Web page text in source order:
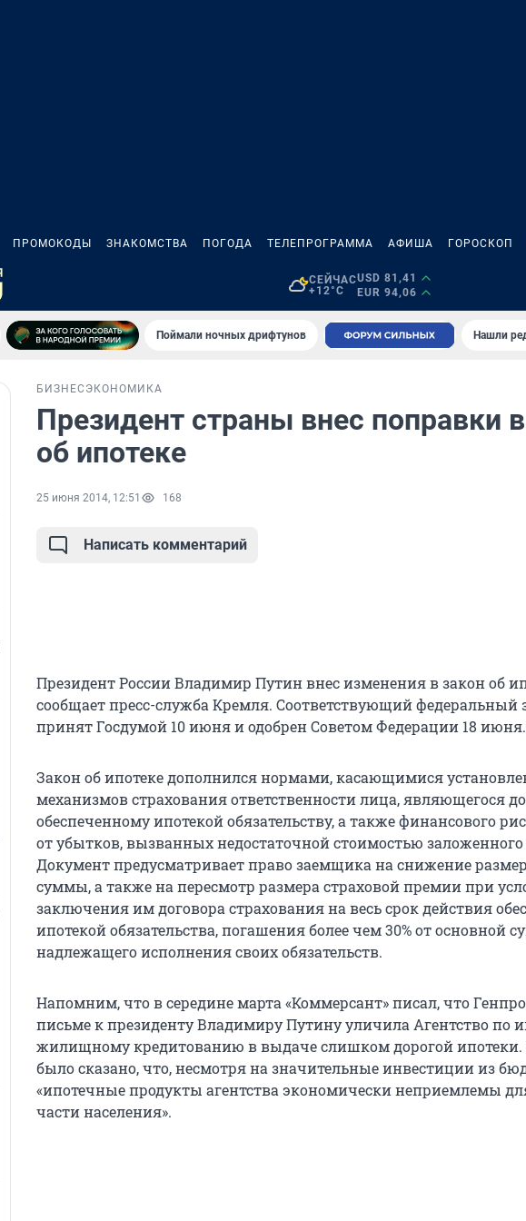
ПРОМОКОДЫ ЗНАКОМСТВА ПОГОДА ТЕЛЕПРОГРАММА АФИША ГОРОСКОП
СЕЙЧАС
+12°C
USD 81,41
EUR 94,06
Поймали ночных дрифтунов Нашли
БИЗНЕС ЭКОНОМИКА
Президент страны внес поправки
об ипотеке
25 июня 2014, 12:51 168
Написать комментарий
Президент России Владимир Путин внес изменения в закон об
сообщает пресс-служба Кремля. Соответствующий федеральный
принят Госдумой 10 июня и одобрен Советом Федерации 18 июня.
Закон об ипотеке дополнился нормами, касающимися
механизмов страхования ответственности лица, являющегося
обеспеченному ипотекой обязательству, а также финансового
от убытков, вызванных недостаточной стоимостью
Документ предусматривает право заемщика на снижение
суммы, а также на пересмотр размера страховой премии при
заключения им договора страхования на весь срок действия
ипотекой обязательства, погашения более чем 30% от основной
надлежащего исполнения своих обязательств.
Напомним, что в середине марта «Коммерсант» писал, что
письме к президенту Владимиру Путину уличила Агентство по
жилищному кредитованию в выдаче слишком дорогой ипотеки.
было сказано, что, несмотря на значительные инвестиции из
«ипотечные продукты агентства экономически неприемлемы
части населения».